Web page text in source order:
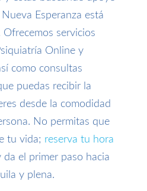
Esperanza está
servicios
Online y
como consultas
puedas recibir la
desde la comodidad
No permitas que
tu vida; reserva tu hora
da el primer paso hacia
y plena.